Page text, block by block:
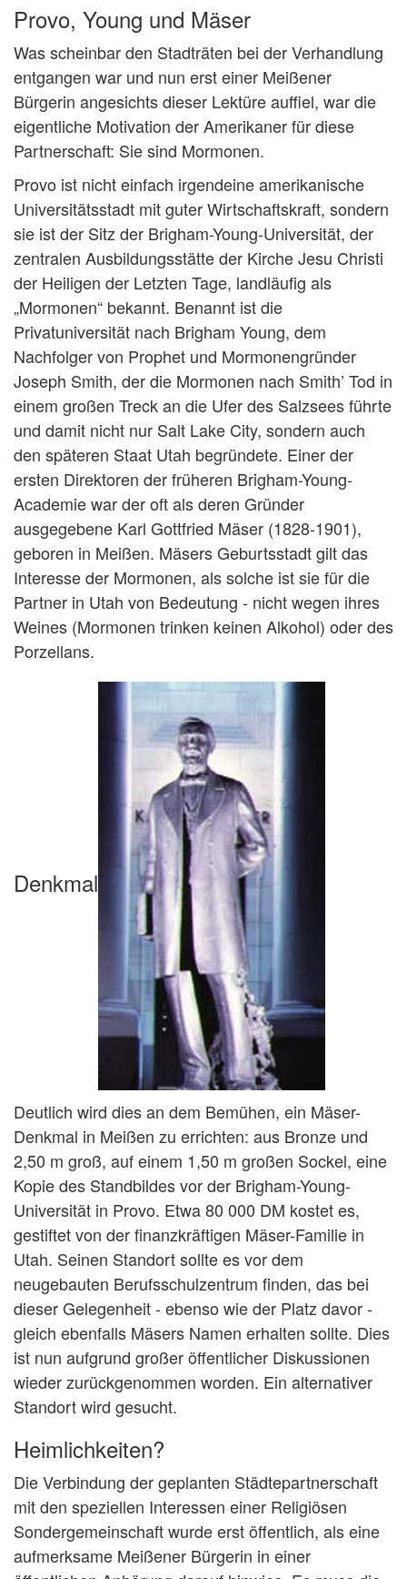
Provo, Young und Mäser
Was scheinbar den Stadträten bei der Verhandlung
entgangen war und nun erst einer Meißener
Bürgerin angesichts dieser Lektüre auffiel, war die
eigentliche Motivation der Amerikaner für diese
Partnerschaft: Sie sind Mormonen.
Provo ist nicht einfach irgendeine amerikanische
Universitätsstadt mit guter Wirtschaftskraft, sondern
sie ist der Sitz der Brigham-Young-Universität, der
zentralen Ausbildungsstätte der Kirche Jesu Christi
der Heiligen der Letzten Tage, landläufig als
„Mormonen“ bekannt. Benannt ist die
Privatuniversität nach Brigham Young, dem
Nachfolger von Prophet und Mormonengründer
Joseph Smith, der die Mormonen nach Smith’ Tod in
einem großen Treck an die Ufer des Salzsees führte
und damit nicht nur Salt Lake City, sondern auch
den späteren Staat Utah begründete. Einer der
ersten Direktoren der früheren Brigham-Young-
Academie war der oft als deren Gründer
ausgegebene Karl Gottfried Mäser (1828-1901),
geboren in Meißen. Mäsers Geburtsstadt gilt das
Interesse der Mormonen, als solche ist sie für die
Partner in Utah von Bedeutung - nicht wegen ihres
Weines (Mormonen trinken keinen Alkohol) oder des
Porzellans.
Denkmal
Deutlich wird dies an dem Bemühen, ein Mäser-
Denkmal in Meißen zu errichten: aus Bronze und
2,50 m groß, auf einem 1,50 m großen Sockel, eine
Kopie des Standbildes vor der Brigham-Young-
Universität in Provo. Etwa 80 000 DM kostet es,
gestiftet von der finanzkräftigen Mäser-Familie in
Utah. Seinen Standort sollte es vor dem
neugebauten Berufsschulzentrum finden, das bei
dieser Gelegenheit - ebenso wie der Platz davor -
gleich ebenfalls Mäsers Namen erhalten sollte. Dies
ist nun aufgrund großer öffentlicher Diskussionen
wieder zurückgenommen worden. Ein alternativer
Standort wird gesucht.
Heimlichkeiten?
Die Verbindung der geplanten Städtepartnerschaft
mit den speziellen Interessen einer Religiösen
Sondergemeinschaft wurde erst öffentlich, als eine
aufmerksame Meißener Bürgerin in einer